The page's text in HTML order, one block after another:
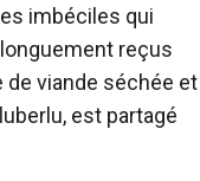
imbéciles qui
reçus
de viande séchée et
est partagé